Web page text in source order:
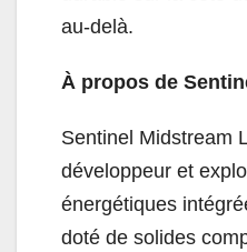
au-delà.
À propos de
Sentinel Midstream
développeur et
énergétiques
doté de solides